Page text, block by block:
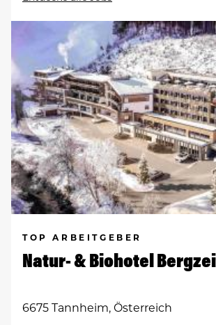
TOP ARBEITGEBER
Natur- & Biohotel
6675 Tannheim, Österreich